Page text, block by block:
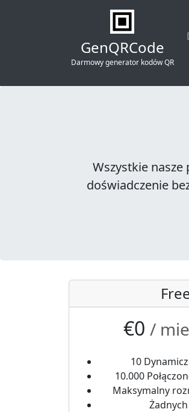
GenQRCode
Darmowy generator kodów QR
Wszystkie
doświadczenie
€0 /
10
10.000
Maksymalny